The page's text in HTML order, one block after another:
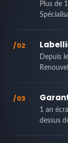
Plus de
/02
Depuis
/03
1 an
dessus